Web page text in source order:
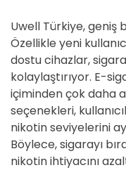
Uwell Türkiye, geniş
Özellikle yeni
dostu cihazlar,
kolaylaştırıyor. E-
içiminden çok daha
seçenekleri,
nikotin seviyelerini
Böylece, sigarayı
nikotin ihtiyacını